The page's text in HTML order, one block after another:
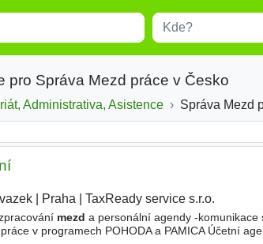
Místo
results.
pro Správa Mezd práce v Česko
Administrativa, Asistence Správa Mezd
Praha TaxReady service s.r.o.
mezd a personální agendy -
v programech POHODA a PAMICA Účetní